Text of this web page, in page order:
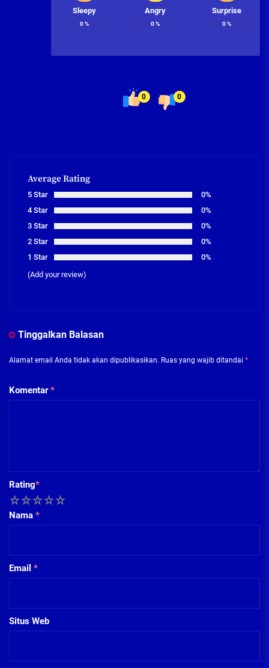
Sleepy
0%
Angry
0%
Surprise
0%
0 0
Average Rating
5 Star
0%
4 Star
0%
3 Star
0%
2 Star
0%
1 Star
0%
(Add your review)
Tinggalkan Balasan
Alamat email Anda tidak akan dipublikasikan. Ruas yang wajib ditandai *
Komentar*
Rating*
5
4
3
2
Nama *
Email *
Situs Web